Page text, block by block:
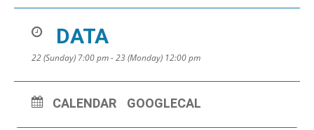
DATA
22 (Sunday) 7:00 pm - 23 (Monday) 12:00 pm
CALENDAR GOOGLECAL